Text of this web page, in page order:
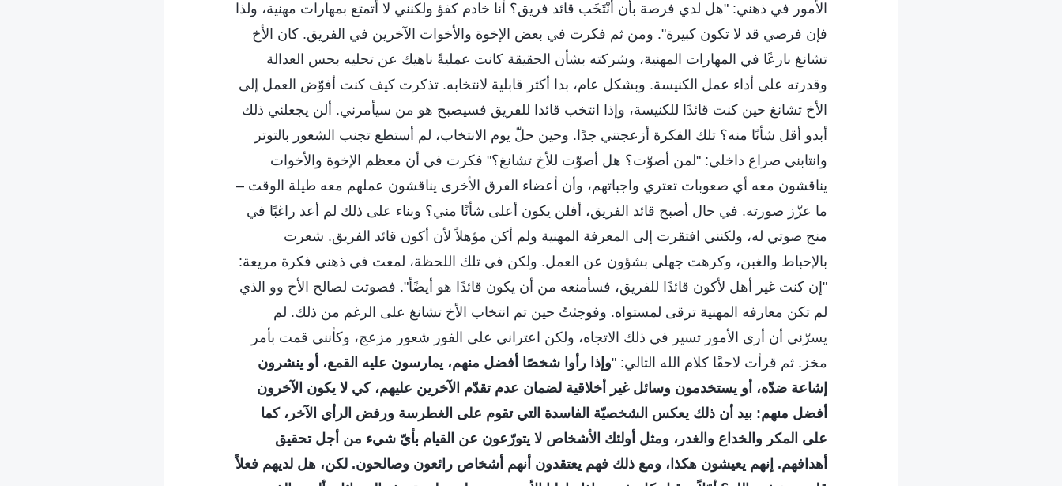
الأمور في ذهني: "هل لدي فرصة بأن أُنْتَخَب قائد فريق؟ أنا خادم كفؤ ولكنني لا أتمتع بمهارات مهنية، ولذا
فإن فرصي قد لا تكون كبيرة". ومن ثم فكرت في بعض الإخوة والأخوات الآخرين في الفريق. كان الأخ
تشانغ بارعًا في المهارات المهنية، وشركته بشأن الحقيقة كانت عمليةً ناهيك عن تحليه بحس العدالة
وقدرته على أداء عمل الكنيسة. وبشكل عام، بدا أكثر قابلية لانتخابه. تذكرت كيف كنت أفوّض العمل إلى
الأخ تشانغ حين كنت قائدًا للكنيسة، وإذا انتخب قائدا للفريق فسيصبح هو من سيأمرني. ألن يجعلني ذلك
أبدو أقل شأنًا منه؟ تلك الفكرة أزعجتني جدًا. وحين حلّ يوم الانتخاب، لم أستطع تجنب الشعور بالتوتر
وانتابني صراع داخلي: "لمن أصوّت؟ هل أصوّت للأخ تشانغ؟" فكرت في أن معظم الإخوة والأخوات
يناقشون معه أي صعوبات تعتري واجباتهم، وأن أعضاء الفرق الأخرى يناقشون عملهم معه طيلة الوقت –
ما عزّز صورته. في حال أصبح قائد الفريق، أفلن يكون أعلى شأنًا مني؟ وبناء على ذلك لم أعد راغبًا في
منح صوتي له، ولكنني افتقرت إلى المعرفة المهنية ولم أكن مؤهلاً لأن أكون قائد الفريق. شعرت
بالإحباط والغبن، وكرهت جهلي بشؤون عن العمل. ولكن في تلك اللحظة، لمعت في ذهني فكرة مريعة:
"إن كنت غير أهل لأكون قائدًا للفريق، فسأمنعه من أن يكون قائدًا هو أيضًأ". فصوتت لصالح الأخ وو الذي
لم تكن معارفه المهنية ترقى لمستواه. وفوجئتُ حين تم انتخاب الأخ تشانغ على الرغم من ذلك. لم
يسرّني أن أرى الأمور تسير في ذلك الاتجاه، ولكن اعتراني على الفور شعور مزعج، وكأنني قمت بأمر
مخز. ثم قرأت لاحقًا كلام الله التالي: "وإذا رأوا شخصًا أفضل منهم، يمارسون عليه القمع، أو ينشرون
إشاعة ضدّه، أو يستخدمون وسائل غير أخلاقية لضمان عدم تقدّم الآخرين عليهم، كي لا يكون الآخرون
أفضل منهم: بيد أن ذلك يعكس الشخصيّة الفاسدة التي تقوم على الغطرسة ورفض الرأي الآخر، كما
على المكر والخداع والغدر، ومثل أولئك الأشخاص لا يتورّعون عن القيام بأيّ شيء من أجل تحقيق
أهدافهم. إنهم يعيشون هكذا، ومع ذلك فهم يعتقدون أنهم أشخاص رائعون وصالحون. لكن، هل لديهم فعلاً